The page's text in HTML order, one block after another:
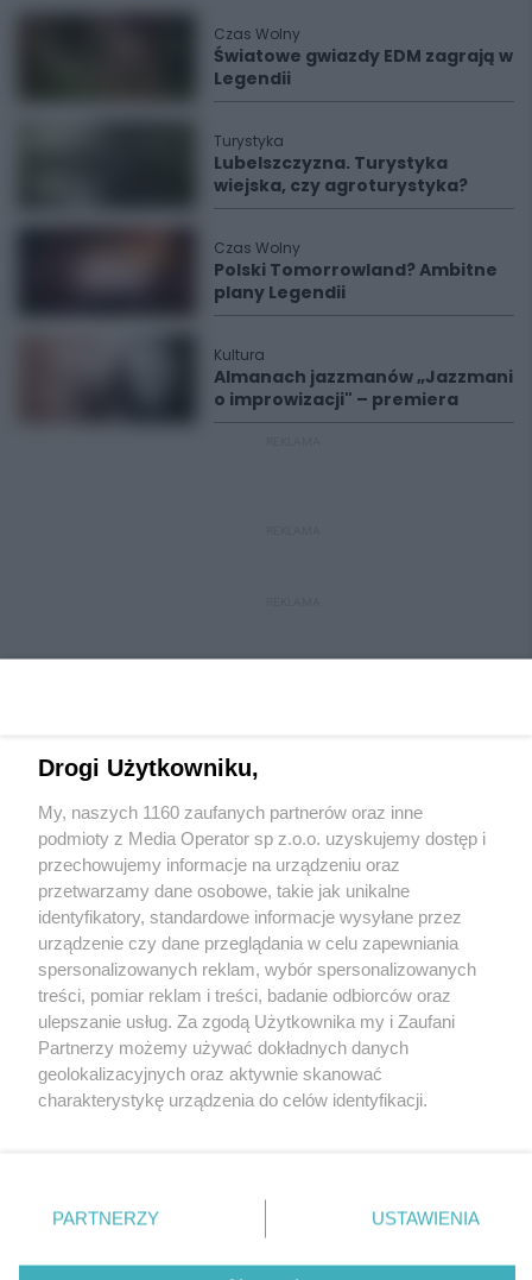
Czas Wolny
Światowe gwiazdy EDM zagrają w
Legendii
Turystyka
Lubelszczyzna. Turystyka
wiejska, czy agroturystyka?
Czas Wolny
Polski Tomorrowland? Ambitne
plany Legendii
Kultura
Almanach jazzmanów „Jazzmani
o improwizacji" – premiera
Wydawca mediówlokalnych
Nie zapomnij
zapoznać się z:
polityką prywatności
Twojemiasto
Piekary Śląskie
Chorzów
Tarnowskie Góry
Gliwice
Skontakuj sięz nami
Kontakt
Redakcja
Newsletter
Drogi Użytkowniku,
My, naszych 1160 zaufanych partnerów oraz inne
podmioty z Media Operator sp z.o.o. uzyskujemy dostęp i
przechowujemy informacje na urządzeniu oraz
przetwarzamy dane osobowe, takie jak unikalne
identyfikatory, standardowe informacje wysyłane przez
urządzenie czy dane przeglądania w celu zapewniania
spersonalizowanych reklam, wybór spersonalizowanych
treści, pomiar reklam i treści, badanie odbiorców oraz
ulepszanie usług. Za zgodą Użytkownika my i Zaufani
Partnerzy możemy używać dokładnych danych
geolokalizacyjnych oraz aktywnie skanować
charakterystykę urządzenia do celów identyfikacji.
zmienić/wycofać klikając przycisk ustawień prywatności
znajdujący się w lewym dolnym rogu strony
rodzaje przetwarzania danych nie wymagają zgody
PARTNERZY USTAWIENIA